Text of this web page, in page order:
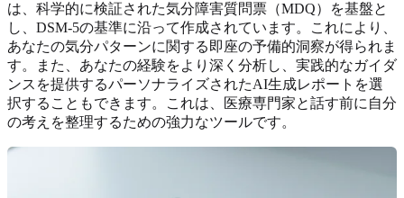
は、科学的に検証された気分障害質問票（MDQ）を基盤と
し、DSM-5の基準に沿って作成されています。これにより、
あなたの気分パターンに関する即座の予備的洞察が得られま
す。また、あなたの経験をより深く分析し、実践的なガイダ
ンスを提供するパーソナライズされたAI生成レポートを選
択することもできます。これは、医療専門家と話す前に自分
の考えを整理するための強力なツールです。